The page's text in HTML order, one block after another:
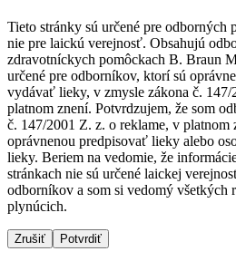
Uzatváranie rán
Riešenia
Terapie
Dialyzačné strediská
B. Braun Avitum poskytuje
vo všetkých svojich strediskách
informácií nájdete na stránke
Nájdite si prácu u nás​
Objavte svoje kariérne
trh práce​ pre zaujímavé pozície
Médiá
Kontakt
Tieto stránky sú určené pre odborných
nie pre laickú verejnosť. Obsahujú
zdravotníckych pomôckach B. Braun
určené pre odborníkov, ktorí sú
vydávať lieky, v zmysle zákona č.
platnom znení. Potvrdzujem, že som
č. 147/2001 Z. z. o reklame, v platnom
oprávnenou predpisovať lieky alebo
lieky. Beriem na vedomie, že
stránkach nie sú určené laickej
odborníkov a som si vedomý všetkých
plynúcich.
Zrušiť Potvrdiť